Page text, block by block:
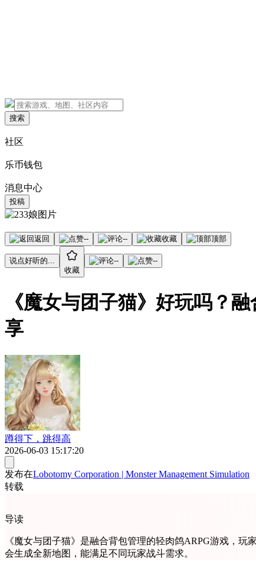
搜索
社区
乐币钱包
消息中心
投稿
返回 -- -- 收藏 顶部
说点好听的...
收藏
-- --
《魔女与团子猫》好玩吗？
享
蹲得下，跳得高
2026-06-03 15:17:20
发布在Lobotomy Corporation | Monster Management Simulation
转载
导读
《魔女与团子猫》是融合背包管理的轻肉鸽ARPG游戏，
会生成全新地图，能满足不同玩家战斗需求。